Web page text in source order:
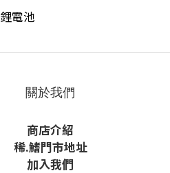
電池
關於我們
商店介紹
稀.鰭門市地址
加入我們